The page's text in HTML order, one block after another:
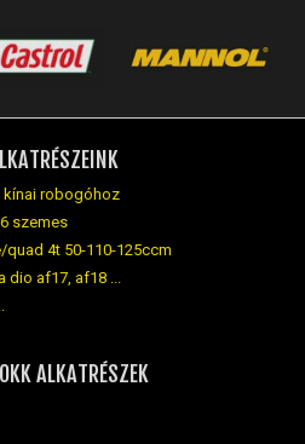
kínai robogóhoz
szemes
4t 50-110-125ccm
dio af17, af18 ...
ALKATRÉSZEK